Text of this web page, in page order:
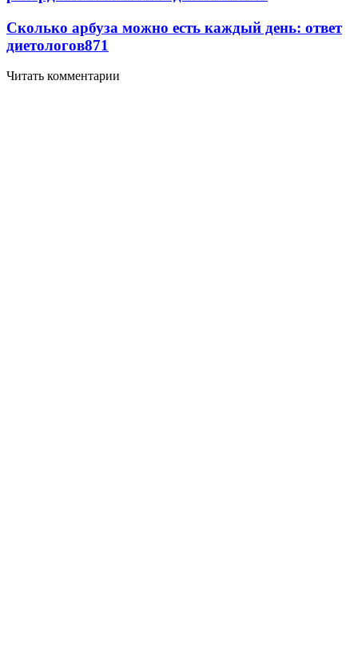
Сколько арбуза можно есть каждый день: ответ
диетологов871
Читать комментарии